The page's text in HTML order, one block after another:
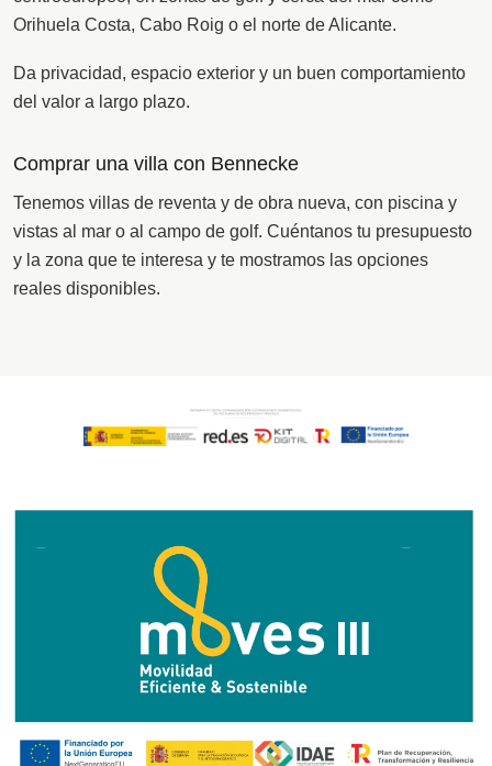
Orihuela Costa, Cabo Roig o el norte de Alicante.
Da privacidad, espacio exterior y un buen comportamiento
del valor a largo plazo.
Comprar una villa con Bennecke
Tenemos villas de reventa y de obra nueva, con piscina y
vistas al mar o al campo de golf. Cuéntanos tu presupuesto
y la zona que te interesa y te mostramos las opciones
reales disponibles.